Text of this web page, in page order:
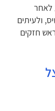
לאחר
ולעיתים
חזקים